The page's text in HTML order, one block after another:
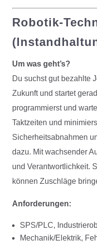
Robotik-
Um was geht’s?
Du suchst gut bezahlte
Zukunft und startet
programmierst und
Taktzeiten und
Sicherheitsabnahmen
dazu. Mit wachsender
und Verantwortlichkeit.
können Zuschläge
Anforderungen:
SPS/PLC,
Mechanik/Elektrik,